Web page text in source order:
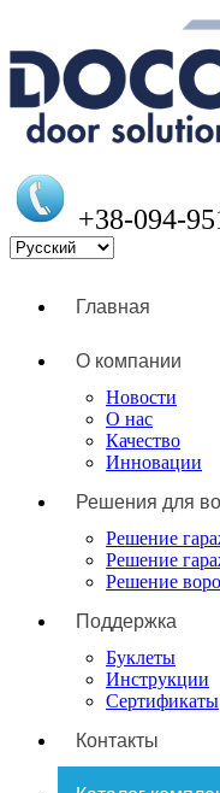
+38-094-
Главная
О компании
Новости
О нас
Качество
Инновации
Решения для
Решение
Решение
Решение
Поддержка
Буклеты
Инструкции
Сертификаты
Контакты